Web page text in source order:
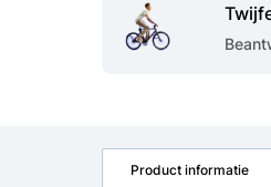
Product informatie